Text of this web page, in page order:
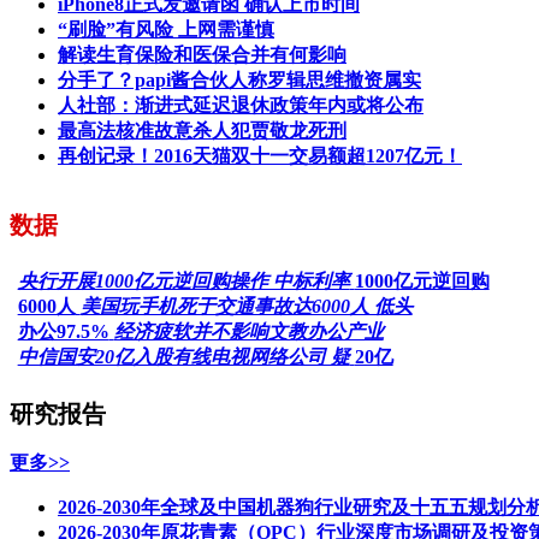
iPhone8正式发邀请函 确认上市时间
“刷脸”有风险 上网需谨慎
解读生育保险和医保合并有何影响
分手了？papi酱合伙人称罗辑思维撤资属实
人社部：渐进式延迟退休政策年内或将公布
最高法核准故意杀人犯贾敬龙死刑
再创记录！2016天猫双十一交易额超1207亿元！
数据
央行开展1000亿元逆回购操作 中标利率 1000亿元逆回购
6000人 美国玩手机死于交通事故达6000人 低头
办公97.5% 经济疲软并不影响文教办公产业
中信国安20亿入股有线电视网络公司 疑 20亿
研究报告
更多>>
2026-2030年全球及中国机器狗行业研究及十五五规划分
2026-2030年原花青素（OPC）行业深度市场调研及投资